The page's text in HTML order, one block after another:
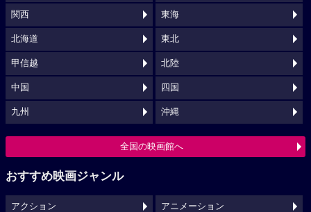
関西 東海
北海道 東北
甲信越 北陸
中国 四国
九州 沖縄
全国の映画館へ
おすすめ映画ジャンル
アクション アニメーション